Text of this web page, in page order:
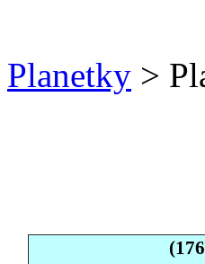
Planetky >